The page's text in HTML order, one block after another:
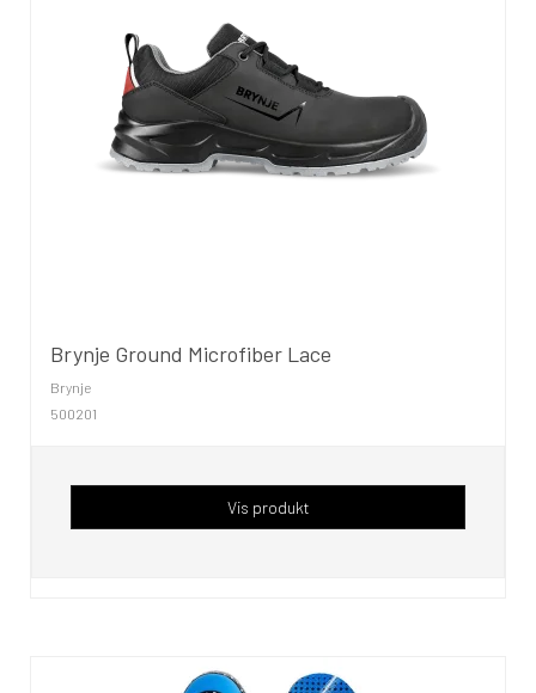
Brynje Ground Microfiber Lace
Brynje
500201
Vis produkt